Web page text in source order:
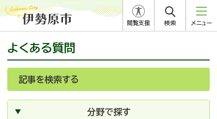
閲覧支援 検索 メニュー
よくある質問
記事を検索する
分野で探す